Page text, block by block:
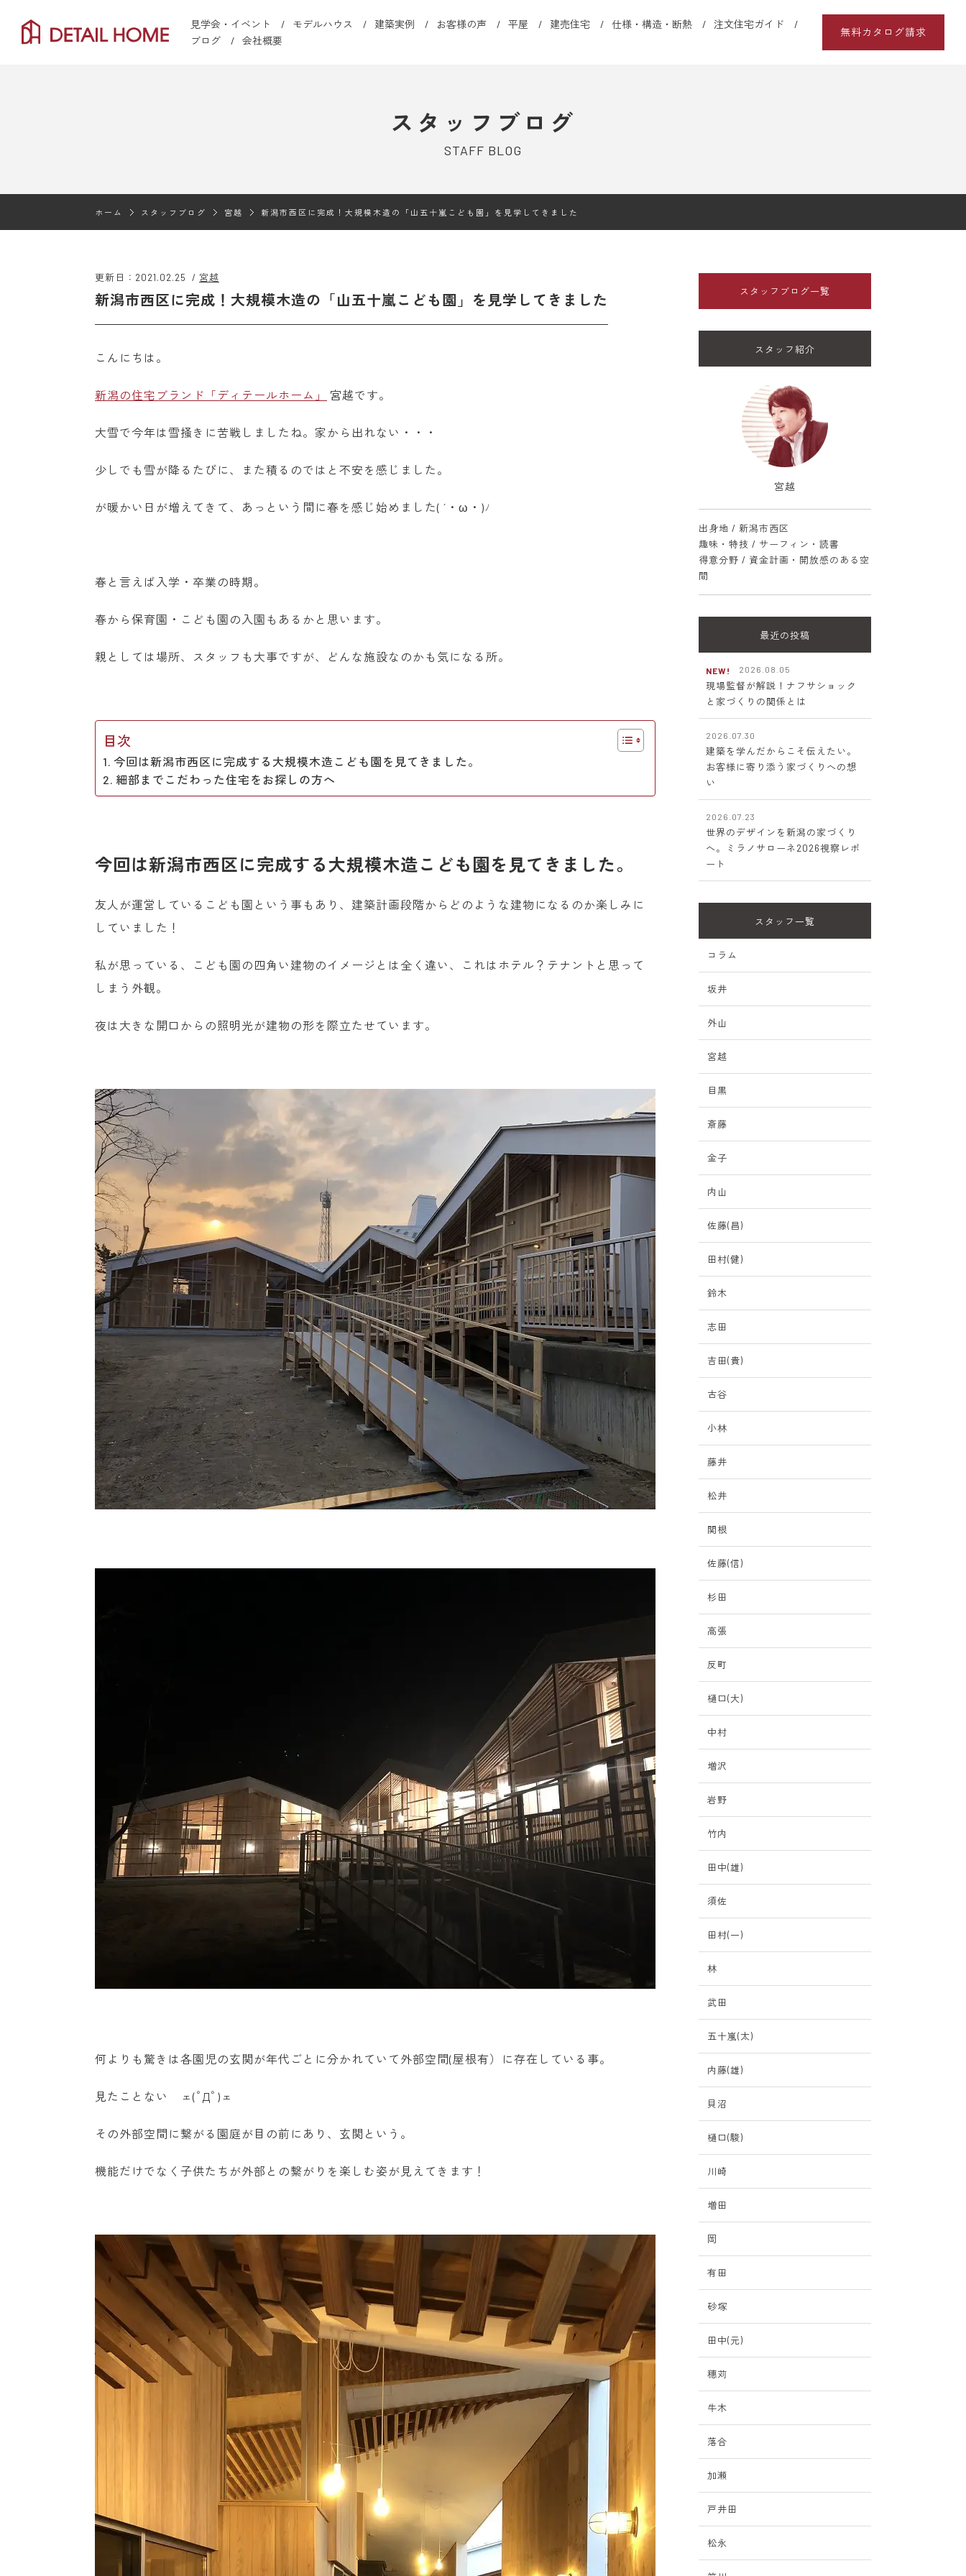
見学会・イベント モデルハウス 建築実例 お客様の声 平屋 建売住宅 仕様・構造・断熱
注文住宅ガイド
ブログ
会社概要
無料カタログ請求
スタッフブログ
STAFF BLOG
ホーム スタッフブログ 宮越 新潟市西区に完成！大規模木造の「山五十嵐こども園」を見学してきました
更新日：2021.02.25 / 宮越
新潟市西区に完成！大規模木造の「山五十嵐こども園」を見学してきました
こんにちは。
新潟の住宅ブランド「ディテールホーム」 宮越です。
大雪で今年は雪掻きに苦戦しましたね。家から出れない・・・
少しでも雪が降るたびに、また積るのではと不安を感じました。
が暖かい日が増えてきて、あっという間に春を感じ始めました( ´・ω・)ﾉ
春と言えば入学・卒業の時期。
春から保育園・こども園の入園もあるかと思います。
親としては場所、スタッフも大事ですが、どんな施設なのかも気になる所。
目次
今回は新潟市西区に完成する大規模木造こども園を見てきました。
細部までこだわった住宅をお探しの方へ
今回は新潟市西区に完成する大規模木造こども園を見てきました。
友人が運営しているこども園という事もあり、建築計画段階からどのような建物になるのか楽しみに
していました！
私が思っている、こども園の四角い建物のイメージとは全く違い、これはホテル？テナントと思って
しまう外観。
夜は大きな開口からの照明光が建物の形を際立たせています。
何よりも驚きは各園児の玄関が年代ごとに分かれていて外部空間(屋根有）に存在している事。
見たことない ェ(ﾟДﾟ)ェ
その外部空間に繋がる園庭が目の前にあり、玄関という。
機能だけでなく子供たちが外部との繋がりを楽しむ姿が見えてきます！
スタッフブログ一覧
スタッフ紹介
宮越
出身地 / 新潟市西区
趣味・特技 / サーフィン・読書
得意分野 / 資金計画・開放感のある空
間
最近の投稿
NEW! 2026.08.05
現場監督が解説！ナフサショック
と家づくりの関係とは
2026.07.30
建築を学んだからこそ伝えたい。
お客様に寄り添う家づくりへの想
い
2026.07.23
世界のデザインを新潟の家づくり
へ。ミラノサローネ2026視察レポ
ート
スタッフ一覧
コラム
坂井
外山
宮越
目黒
斎藤
金子
内山
佐藤(昌)
田村(健)
鈴木
志田
吉田(貴)
古谷
小林
藤井
松井
関根
佐藤(信)
杉田
高張
反町
樋口(大)
中村
増沢
岩野
竹内
田中(雄)
須佐
田村(一)
林
武田
五十嵐(太)
内藤(雄)
貝沼
樋口(駿)
川崎
増田
岡
有田
砂塚
田中(元)
穗苅
牛木
落合
加瀬
戸井田
松永